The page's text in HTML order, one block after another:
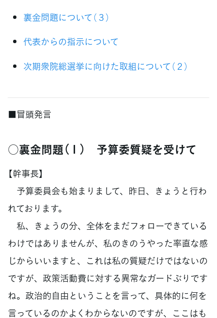
裏金問題について（３）
代表からの指示について
次期衆院総選挙に向けた取組について（２）
■冒頭発言
○裏金問題（１） 予算委質疑を受けて
【幹事長】
予算委員会も始まりまして、昨日、きょうと行わ
れております。
私、きょうの分、全体をまだフォローできている
わけではありませんが、私のきのうやった率直な感
じからいいますと、これは私の質疑だけではないの
ですが、政策活動費に対する異常なガードぶりです
ね。政治的自由ということを言って、具体的に何を
言っているのかよくわからないのですが、ここはも